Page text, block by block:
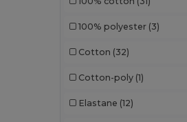
100% polyester (3)
Cotton (32)
Cotton-poly (1)
Elastane (12)